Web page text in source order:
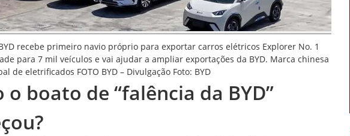
recebe primeiro navio próprio para exportar carros elétricos Explorer No. 1
para 7 mil veículos e vai ajudar a ampliar exportações da BYD. Marca chinesa
de eletrificados FOTO BYD – Divulgação Foto: BYD
o boato de “falência da BYD”